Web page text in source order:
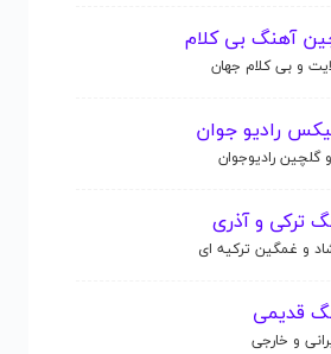
آهنگ بی کلام
و بی کلام جهان
رادیو جوان
رادیوجوان
ترکی و آذری
و غمگین ترکیه ای
قدیمی
و خارجی